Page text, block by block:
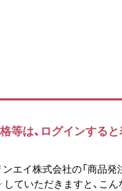
等は、ログインする
ンエイ株式会社の「商品発
していただきますと、こ